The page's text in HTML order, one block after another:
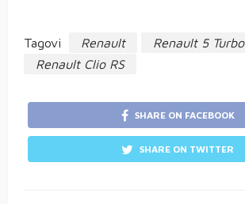
Tagovi Renault
Renault 5 Turbo
Renault Clio RS
SHARE ON FACEBOOK
SHARE ON TWITTER